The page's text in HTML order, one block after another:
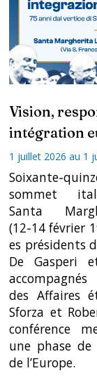
juillet 2026
europe
Vision,
intégration
1 juillet 2026 au 1
sommet
Santa
(12‑14 février
es présidents
De Gasperi
des Affaires
Sforza et
conférence
une phase
de l’Europe.